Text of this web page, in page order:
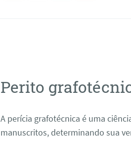
Perito
A perícia grafotécnica é uma
manuscritos, determinando sua